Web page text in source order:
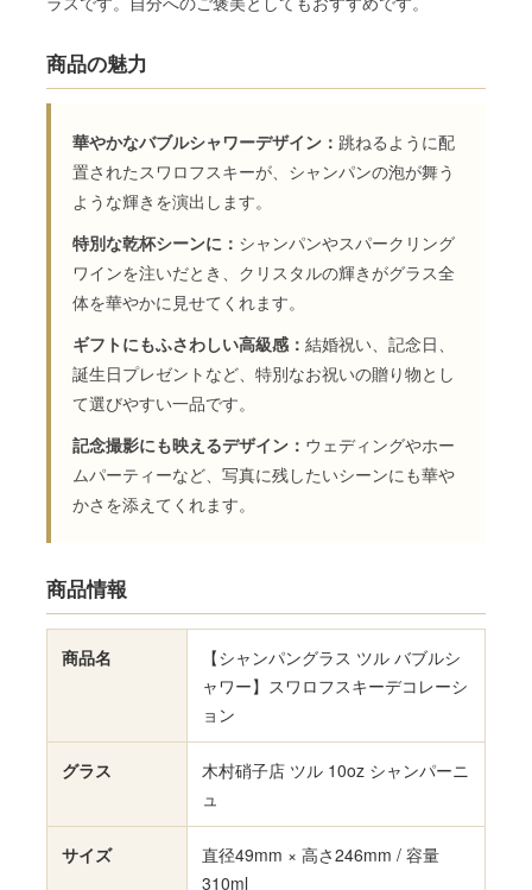
商品の魅力
華やかなバブルシャワーデザイン： 跳ねるように配
置されたスワロフスキーが、シャンパンの泡が舞う
ような輝きを演出します。
特別な乾杯シーンに： シャンパンやスパークリング
ワインを注いだとき、クリスタルの輝きがグラス全
体を華やかに見せてくれます。
ギフトにもふさわしい高級感： 結婚祝い、記念日、
誕生日プレゼントなど、特別なお祝いの贈り物とし
て選びやすい一品です。
記念撮影にも映えるデザイン： ウェディングやホー
ムパーティーなど、写真に残したいシーンにも華や
かさを添えてくれます。
商品情報
商品名
【シャンパングラス ツル バブルシ
ャワー】スワロフスキーデコレーシ
ョン
グラス
木村硝子店 ツル 10oz シャンパーニ
ュ
サイズ
直径49mm × 高さ246mm / 容量
310ml